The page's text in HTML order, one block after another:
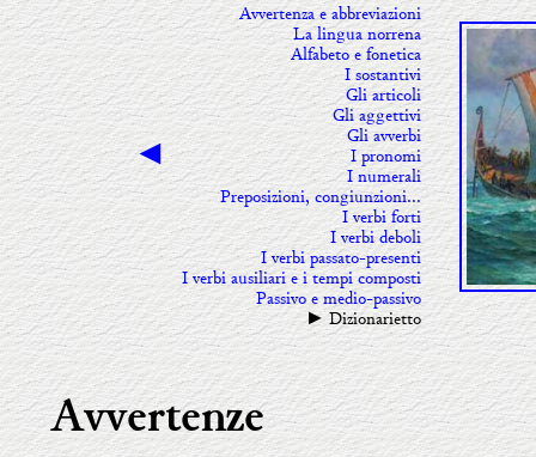
◄
Avvertenza e abbreviazioni
La lingua norrena
Alfabeto e fonetica
I sostantivi
Gli articoli
Gli aggettivi
Gli avverbi
I pronomi
I numerali
Preposizioni, congiunzioni...
I verbi forti
I verbi deboli
I verbi passato-presenti
I verbi ausiliari e i tempi composti
Passivo e medio-passivo
► Dizionarietto
Avvertenze